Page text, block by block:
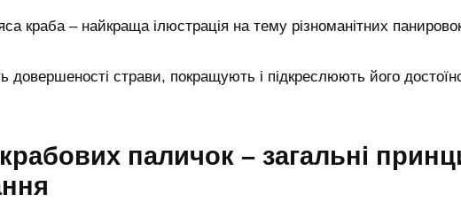
краба – найкраща ілюстрація на тему різноманітних
страви, покращують і підкреслюють його
паличок – загальні